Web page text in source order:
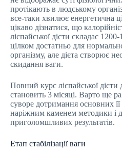
протікають в людському
все-таки хвилює енергетична
цікаво дізнатися, що
лієпайської дієти складає
цілком достатньо для
організму, але дієта створює
скидання ваги.
Повний курс лієпайської дієти
становить 3 місяці. Варто ще
суворе дотримання основних
наріжним каменем методики і
приголомшливих результатів.
Етап стабілізації ваги